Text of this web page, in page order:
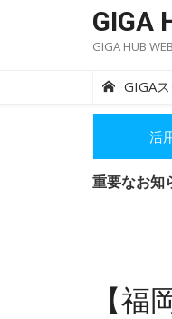
GIGA
GIGA HUB
GIGA
活
重要なお知
【